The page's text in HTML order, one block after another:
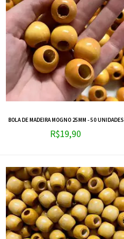
BOLA DE MADEIRA MOGNO 25MM - 50 UNIDADES
R$19,90